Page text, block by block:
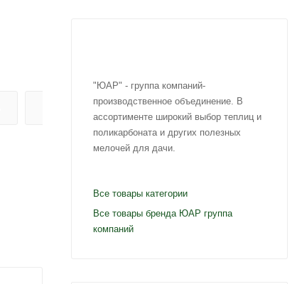
"ЮАР" - группа компаний-
производственное объединение. В
ассортименте широкий выбор теплиц и
поликарбоната и других полезных
мелочей для дачи.
Все товары категории
Все товары бренда ЮАР группа
компаний